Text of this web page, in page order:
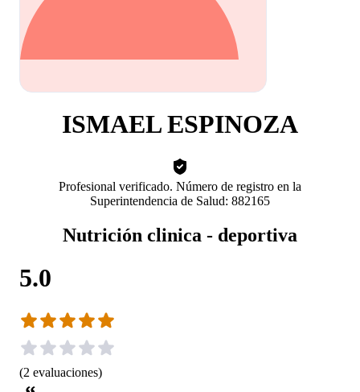
ISMAEL ESPINOZA
Profesional verificado. Número de registro en la
Superintendencia de Salud: 882165
Nutrición clinica - deportiva
5.0
(2 evaluaciones)